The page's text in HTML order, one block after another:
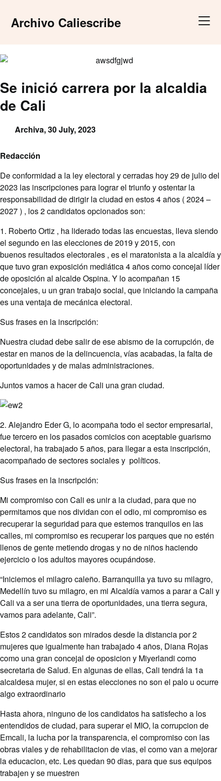
contentArchivo Caliescribe
Se inició carrera por la alcaldia
de Cali
Archiva,30 July, 2023
Redacción
De conformidad a la ley electoral y cerradas hoy 29 de julio del
2023 las inscripciones para lograr el triunfo y ostentar la
responsabilidad de dirigir la ciudad en estos 4 años ( 2024 –
2027 ) , los 2 candidatos opcionados son:
1. Roberto Ortiz , ha liderado todas las encuestas, lleva siendo
el segundo en las elecciones de 2019 y 2015, con
buenos resultados electorales , es el maratonista a la alcaldía y
que tuvo gran exposición mediática 4 años como concejal líder
de oposición al alcalde Ospina. Y lo acompañan 15
concejales, u un gran trabajo social, que iniciando la campaña
es una ventaja de mecánica electoral.
Sus frases en la inscripción:
Nuestra ciudad debe salir de ese abismo de la corrupción, de
estar en manos de la delincuencia, vías acabadas, la falta de
oportunidades y de malas administraciones.
Juntos vamos a hacer de Cali una gran ciudad.
2. Alejandro Eder G, lo acompaña todo el sector empresarial,
fue tercero en los pasados comicios con aceptable guarismo
electoral, ha trabajado 5 años, para llegar a esta inscripción,
acompañado de sectores sociales y políticos.
Sus frases en la inscripción:
Mi compromiso con Cali es unir a la ciudad, para que no
permitamos que nos dividan con el odio, mi compromiso es
recuperar la seguridad para que estemos tranquilos en las
calles, mi compromiso es recuperar los parques que no estén
llenos de gente metiendo drogas y no de niños haciendo
ejercicio o los adultos mayores ocupándose.
“Iniciemos el milagro caleño. Barranquilla ya tuvo su milagro,
Medellín tuvo su milagro, en mi Alcaldía vamos a parar a Cali y
Cali va a ser una tierra de oportunidades, una tierra segura,
vamos para adelante, Cali”.
Estos 2 candidatos son mirados desde la distancia por 2
mujeres que igualmente han trabajado 4 años, Diana Rojas
como una gran concejal de oposicion y Miyerlandi como
secretaria de Salud. En algunas de ellas, Cali tendrá la 1a
alcaldesa mujer, si en estas elecciones no son el palo u ocurre
algo extraordinario
Hasta ahora, ninguno de los candidatos ha satisfecho a los
entendidos de ciudad, para superar el MIO, la corrupcion de
Emcali, la lucha por la transparencia, el compromiso con las
obras viales y de rehabilitacion de vias, el como van a mejorar
la educacion, etc. Les quedan 90 dias, para que sus equipos
trabajen y se muestren